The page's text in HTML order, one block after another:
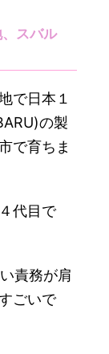
スバル
で日本１
の製
で育ちま
代目で
責務が肩
ごいで